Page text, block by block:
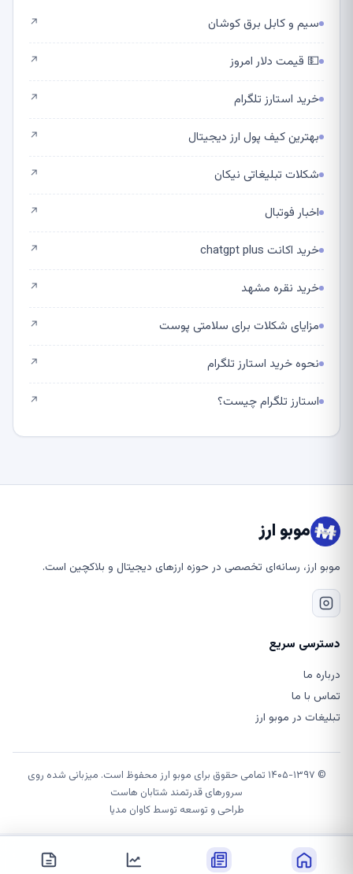
سیم و کابل برق کوشان ↗
💵 قیمت دلار امروز ↗
خرید استارز تلگرام ↗
بهترین کیف پول ارز دیجیتال ↗
شکلات تبلیغاتی نیکان ↗
اخبار فوتبال ↗
خرید اکانت chatgpt plus ↗
خرید نقره مشهد ↗
مزایای شکلات برای سلامتی پوست ↗
نحوه خرید استارز تلگرام ↗
استارز تلگرام چیست؟ ↗
موبو ارز
موبو ارز، رسانه‌ای تخصصی در حوزه ارزهای دیجیتال و بلاکچین است.
دسترسی سریع
درباره ما
تماس با ما
تبلیغات در موبو ارز
© ۱۴۰۵-۱۳۹۷ تمامی حقوق برای موبو ارز محفوظ است. میزبانی شده روی
سرورهای قدرتمند شتابان هاست
طراحی و توسعه توسطکاوان مدیا